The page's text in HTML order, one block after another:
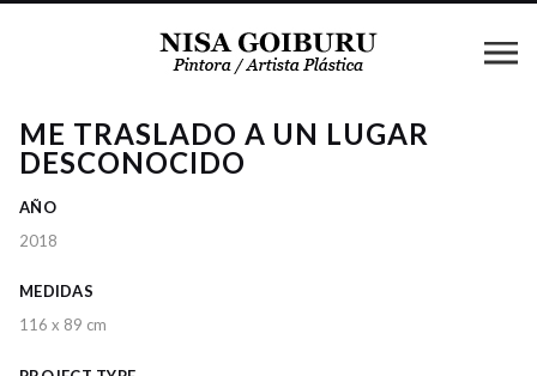
ME TRASLADO A UN LUGAR
DESCONOCIDO
AÑO
2018
MEDIDAS
116 x 89 cm